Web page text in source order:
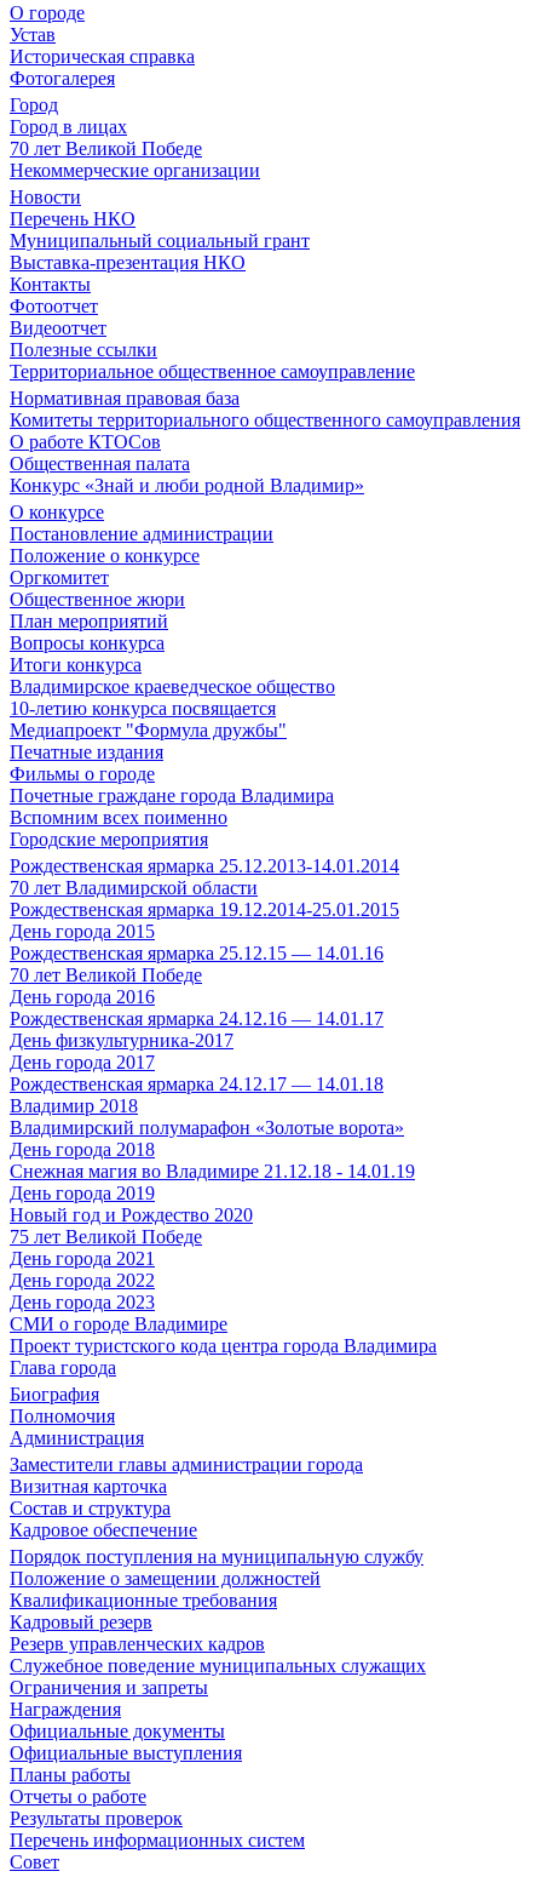
О городе
Устав
Историческая справка
Фотогалерея
Город
Город в лицах
70 лет Великой Победе
Некоммерческие организации
Новости
Перечень НКО
Муниципальный социальный грант
Выставка-презентация НКО
Контакты
Фотоотчет
Видеоотчет
Полезные ссылки
Территориальное общественное самоуправление
Нормативная правовая база
Комитеты территориального общественного самоуправления
О работе КТОСов
Общественная палата
Конкурс «Знай и люби родной Владимир»
О конкурсе
Постановление администрации
Положение о конкурсе
Оргкомитет
Общественное жюри
План мероприятий
Вопросы конкурса
Итоги конкурса
Владимирское краеведческое общество
10-летию конкурса посвящается
Медиапроект "Формула дружбы"
Печатные издания
Фильмы о городе
Почетные граждане города Владимира
Вспомним всех поименно
Городские мероприятия
Рождественская ярмарка 25.12.2013-14.01.2014
70 лет Владимирской области
Рождественская ярмарка 19.12.2014-25.01.2015
День города 2015
Рождественская ярмарка 25.12.15 — 14.01.16
70 лет Великой Победе
День города 2016
Рождественская ярмарка 24.12.16 — 14.01.17
День физкультурника-2017
День города 2017
Рождественская ярмарка 24.12.17 — 14.01.18
Владимир 2018
Владимирский полумарафон «Золотые ворота»
День города 2018
Снежная магия во Владимире 21.12.18 - 14.01.19
День города 2019
Новый год и Рождество 2020
75 лет Великой Победе
День города 2021
День города 2022
День города 2023
СМИ о городе Владимире
Проект туристского кода центра города Владимира
Глава города
Биография
Полномочия
Администрация
Заместители главы администрации города
Визитная карточка
Состав и структура
Кадровое обеспечение
Порядок поступления на муниципальную службу
Положение о замещении должностей
Квалификационные требования
Кадровый резерв
Резерв управленческих кадров
Служебное поведение муниципальных служащих
Ограничения и запреты
Награждения
Официальные документы
Официальные выступления
Планы работы
Отчеты о работе
Результаты проверок
Перечень информационных систем
Совет